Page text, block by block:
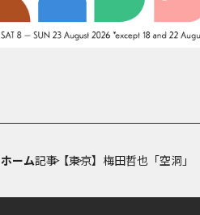
ホーム記事【東京】梅田哲也「空洞」